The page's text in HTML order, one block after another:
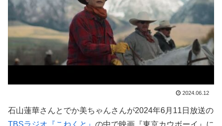
2024.06.12
石山蓮華さんとでか美ちゃんさんが2024年6月11日放送の
TBSラジオ『こねくと』 の中で映画『東京カウボーイ』に